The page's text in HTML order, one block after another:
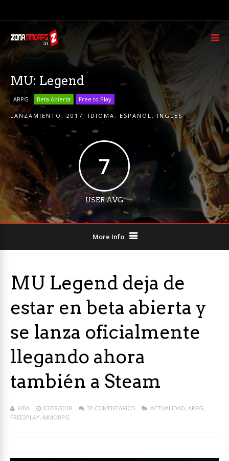
MU: Legend
ARPG Beta Abierta Free to Play
LANZAMIENTO: 2017 IDIOMA: ESPAÑOL,INGLES
7
USER AVG
More Info
MU Legend deja de
estar en beta abierta y
se lanza oficialmente
llegando ahora
también a Steam
KIBA 07/08/2018 30 COMENTARIOS ACTUALIDAD, ARPG,
FREE2PLAY, MMORPG